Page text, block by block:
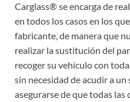
Carglass® se encarga de
en todos los casos en los
fabricante, de manera que
realizar la sustitución del
recoger su vehículo con
sin necesidad de acudir a
asegurarse de que todas las